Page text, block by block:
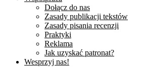
Dołącz do nas
Zasady publikacji tekstów
Zasady pisania recenzji
Praktyki
Reklama
Jak uzyskać patronat?
Wesprzyj nas!